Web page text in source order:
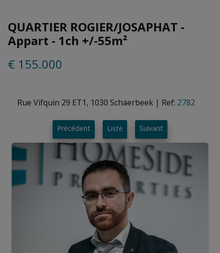
QUARTIER ROGIER/JOSAPHAT -
Appart - 1ch +/-55m²
€ 155.000
Rue Vifquin 29 ET1, 1030 Schaerbeek | Ref: 2782
Précédent Liste Suivant